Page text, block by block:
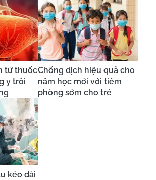
từ thuốc
y trôi
Chống dịch hiệu quả cho
năm học mới với tiêm
phòng sớm cho trẻ
kéo dài